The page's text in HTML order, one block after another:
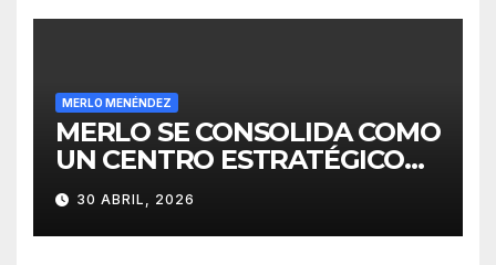
MERLO MENÉNDEZ
MERLO SE CONSOLIDA COMO
UN CENTRO ESTRATÉGICO
PARA EL DESARROLLO DE
INVERSIONES
30 ABRIL, 2026